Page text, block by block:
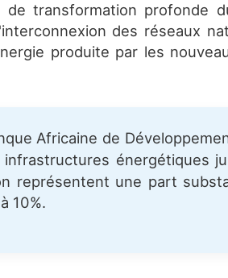
transformation profonde
des réseaux
produite par les
Africaine de
infrastructures énergétiques
représentent une part
10%.